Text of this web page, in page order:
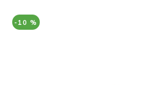
-10 %